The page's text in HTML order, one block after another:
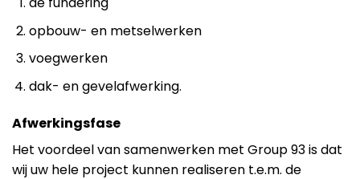
opbouw- en metselwerken
voegwerken
dak- en gevelafwerking.
Afwerkingsfase
Het voordeel van samenwerken met Group 93 is dat
wij uw hele project kunnen realiseren t.e.m. de